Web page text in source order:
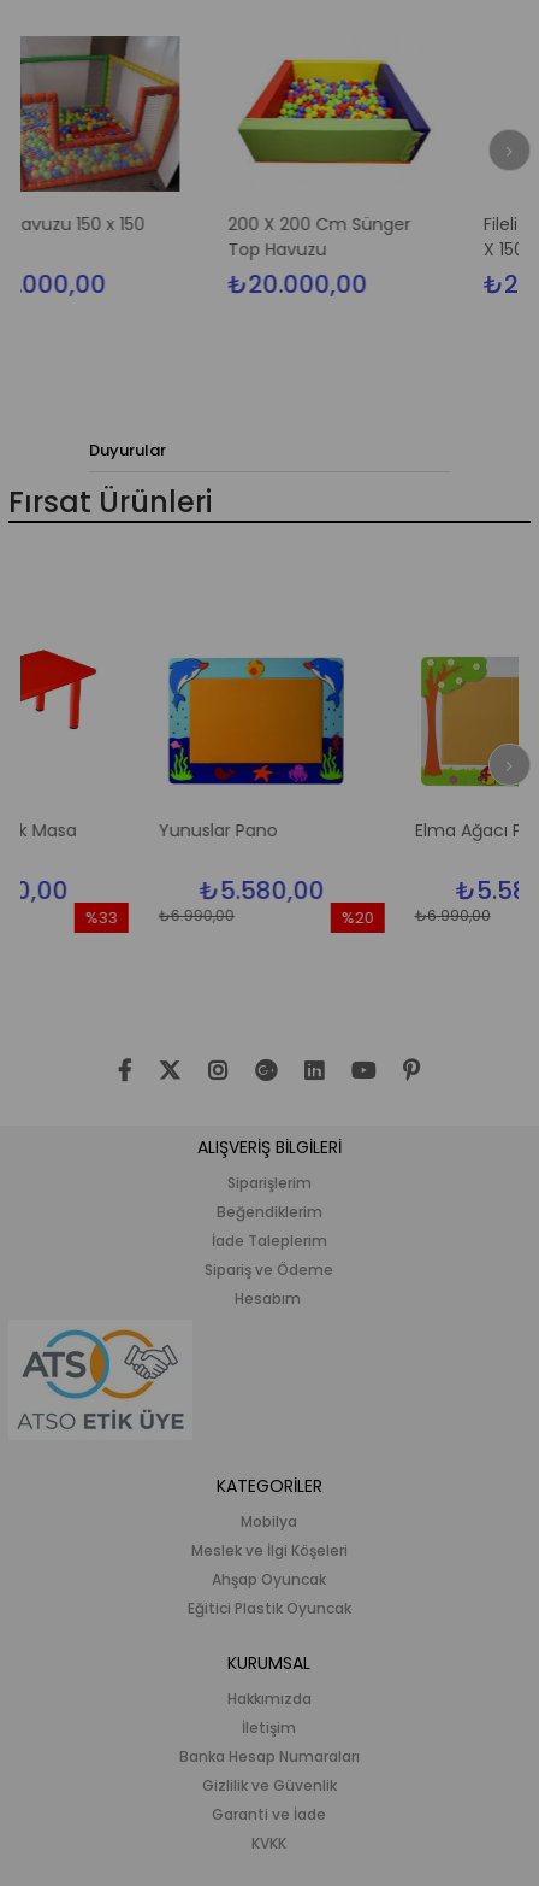
x 150
200 X 200 Cm Sünger
Top Havuzu
₺20.000,00
Fileli Top
Duyurular
Fırsat Ürünleri
Yunuslar Pano
₺5.580,00
₺6.990,00
Elma Ağacı Pano
₺5.580,00
₺6.990,00
ALIŞVERİŞ BİLGİLERİ
Siparişlerim
Beğendiklerim
İade Taleplerim
Sipariş ve Ödeme
Hesabım
KATEGORİLER
Mobilya
Meslek ve İlgi Köşeleri
Ahşap Oyuncak
Eğitici Plastik Oyuncak
KURUMSAL
Hakkımızda
İletişim
Banka Hesap Numaraları
Gizlilik ve Güvenlik
Garanti ve İade
KVKK